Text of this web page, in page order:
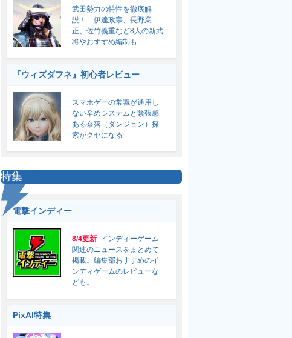
武田勢力の特性を徹底解
説！ 伊達政宗、長野業
正、佐竹義重など8人の新武
将やおすすめ編制も
『ウィズダフネ』初心者レビュー
スマホゲーの常識が通用し
ない辛めシステムと緊張感
ある奈落（ダンジョン）探
索がクセになる
特集
電撃インディー
8/4更新 インディーゲーム
関連のニュースをまとめて
掲載。編集部おすすめのイ
ンディゲームのレビューな
ども。
PixAI特集